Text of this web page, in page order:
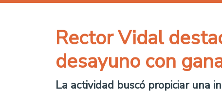
Rector Vidal
desayuno con
La actividad buscó propiciar una